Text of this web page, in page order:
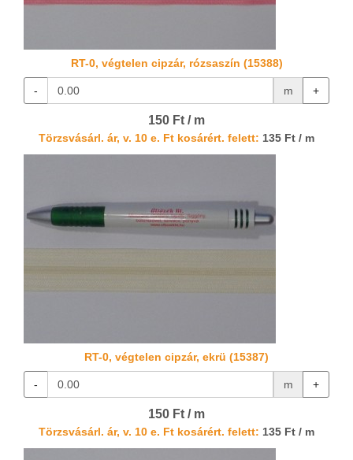
RT-0, végtelen cipzár, rózsaszín (15388)
- m +
150 Ft / m
Törzsvásárl. ár, v. 10 e. Ft kosárért. felett: 135 Ft / m
RT-0, végtelen cipzár, ekrü (15387)
- m +
150 Ft / m
Törzsvásárl. ár, v. 10 e. Ft kosárért. felett: 135 Ft / m